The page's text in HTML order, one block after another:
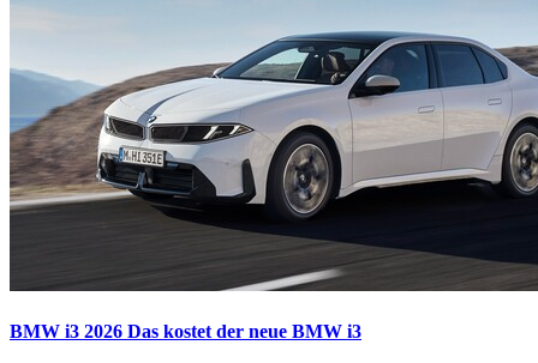
BMW i3 2026 Das kostet der neue BMW i3